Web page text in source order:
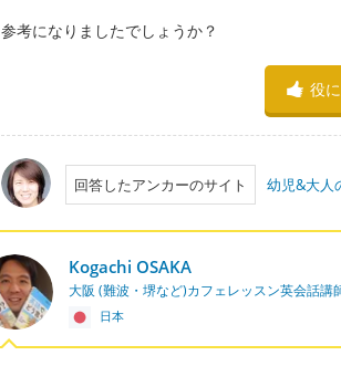
参考になりましたでしょうか？
役
回答したアンカーのサイト 幼児&大人
Kogachi OSAKA
大阪 (難波・堺など)カフェレッスン英会話講
日本